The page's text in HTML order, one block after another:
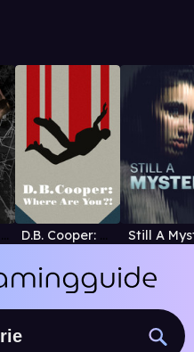
The Alcàsser Murders D.B. Cooper: Where Are You?! Still A